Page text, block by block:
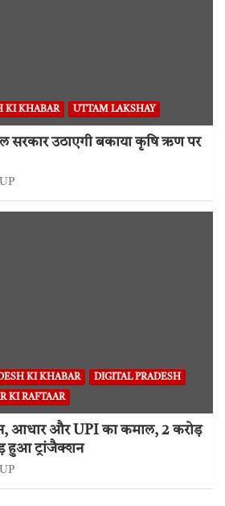
KI KHABAR UTTAM LAKSHAY
सरकार उठाएगी बकाया कृषि ऋण पर
KI KHABAR DIGITAL PRADESH
KI RAFTAAR
आधार और UPI का कमाल, 2 करोड़
हुआ ट्रांजैक्शन